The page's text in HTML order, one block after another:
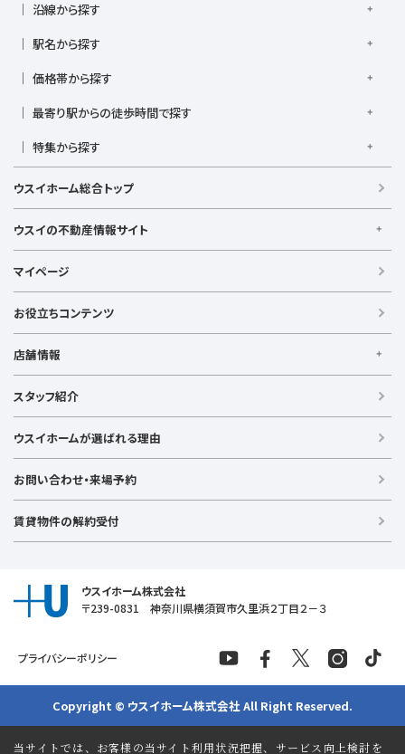
沿線から探す
横須賀線
湘南新宿ライン高海
小田急江ノ島線
ブルーライン
みなとみらい線
相鉄いずみ野線
相模鉄道新横浜線
江ノ島電鉄
湘南モノレール
駅名から探す
上大岡駅
鴨居駅
港南台駅
小机駅 桜木町駅
根岸駅
平塚駅
横須賀中央駅
横浜駅
価格帯から探す
4,000万円台
5,000万円台
8,000万円台
最寄り駅からの徒歩時間で探す
駅徒歩7分以内
駅徒歩20分以内
駅徒歩21分以上
特集から探す
日当たり良好
ファミリー向け
南向き・南道路の
LDK15畳以上
海が見える
ウスイホーム総合トップ
ウスイの不動産情報サイト
【借りる】
賃貸住宅
事業用賃貸
【買う】
新築戸建て
土地
投資物件
ラグジュアリー物件
【売る】
マイページ
お役立ちコンテンツ
店舗情報
【横浜エリア】
金沢文庫店
上大岡店 戸塚店 新横浜店
港北ニュータウン店
【湘南エリア】
追浜店
衣笠店
横須賀中央店
スタッフ紹介
ウスイホームが選ばれる理由
お問い合わせ・来場予約
賃貸物件の解約受付
ウスイホーム株式会社
〒239-0831 神奈川県横須賀市久里浜２丁目２－３
プライバシーポリシー
Copyright © ウスイホーム株式会社 All Right Reserved.
当サイトでは、お客様の当サイト利用状況把握、サービス向上検討を